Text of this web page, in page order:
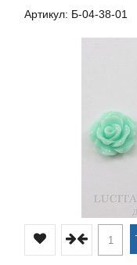
Артикул: Б-04-38-01